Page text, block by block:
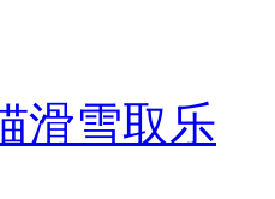
滑雪取乐